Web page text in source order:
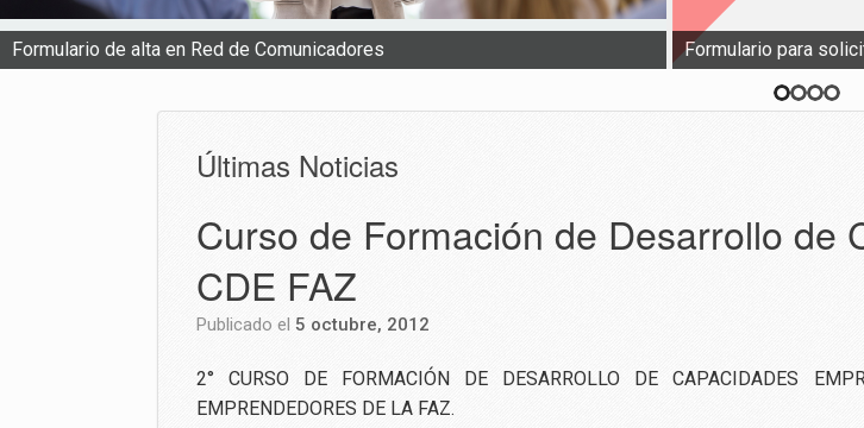
Formulario de alta en Red de Comunicadores Formulario para
Últimas Noticias
Curso de Formación de Desarrollo de
CDE FAZ
Publicado el 5 octubre, 2012
2° CURSO DE FORMACIÓN DE DESARROLLO DE CAPACIDADES
EMPRENDEDORES DE LA FAZ.